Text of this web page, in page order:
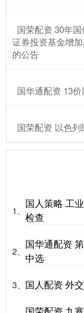
国荣配资 30年
证券投资基金增
的公告
国华通配资 13
国荣配资 以色
1、
国人策略 工
检查
2、
国华通配资
中选
3、 国人配资 外